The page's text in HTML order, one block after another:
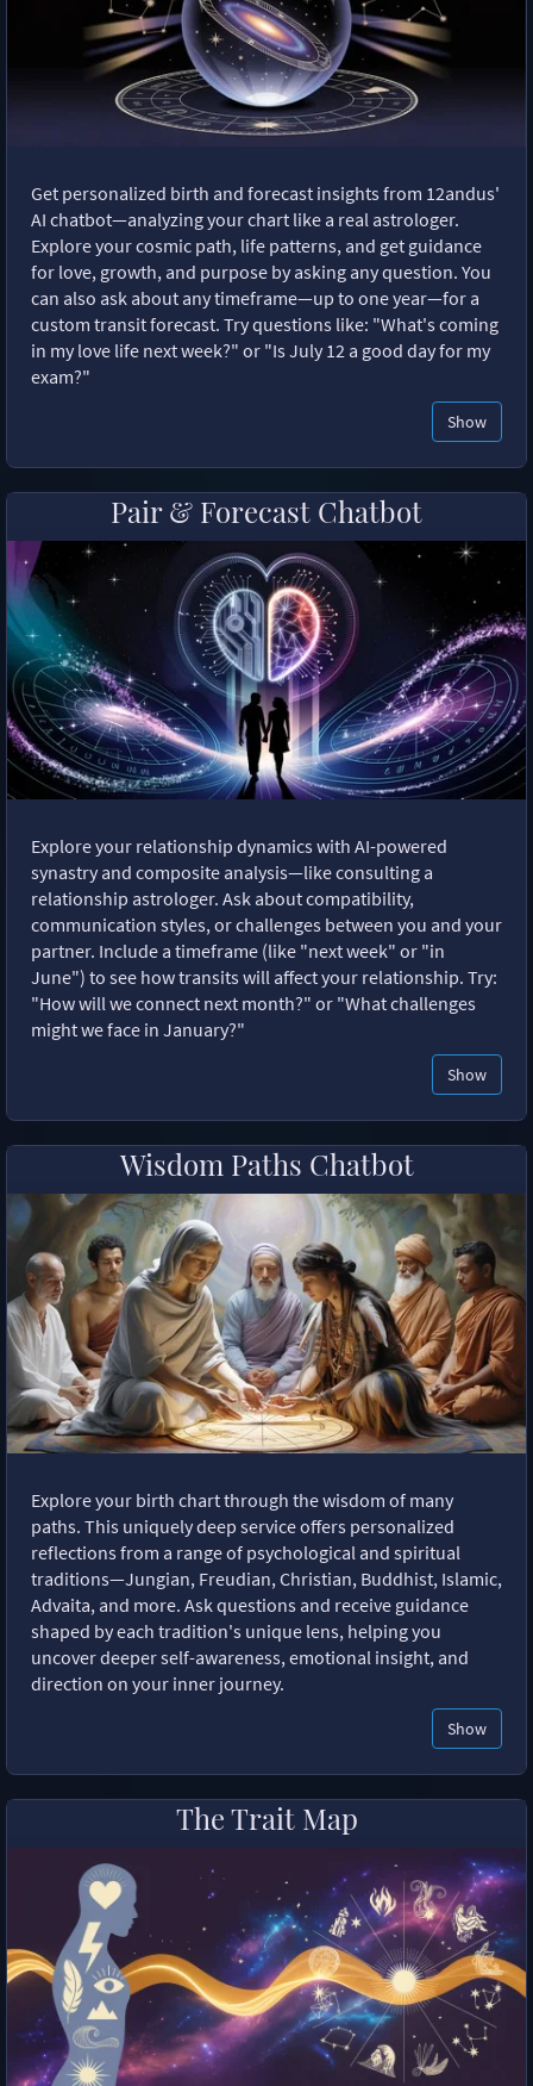
Get personalized birth and forecast insights from 12andus'
AI chatbot—analyzing your chart like a real astrologer.
Explore your cosmic path, life patterns, and get guidance
for love, growth, and purpose by asking any question. You
can also ask about any timeframe—up to one year—for a
custom transit forecast. Try questions like: "What's coming
in my love life next week?" or "Is July 12 a good day for my
exam?"
Show
Pair & Forecast Chatbot
Explore your relationship dynamics with AI-powered
synastry and composite analysis—like consulting a
relationship astrologer. Ask about compatibility,
communication styles, or challenges between you and your
partner. Include a timeframe (like "next week" or "in
June") to see how transits will affect your relationship. Try:
"How will we connect next month?" or "What challenges
might we face in January?"
Show
Wisdom Paths Chatbot
Explore your birth chart through the wisdom of many
paths. This uniquely deep service offers personalized
reflections from a range of psychological and spiritual
traditions—Jungian, Freudian, Christian, Buddhist, Islamic,
Advaita, and more. Ask questions and receive guidance
shaped by each tradition's unique lens, helping you
uncover deeper self-awareness, emotional insight, and
direction on your inner journey.
Show
The Trait Map